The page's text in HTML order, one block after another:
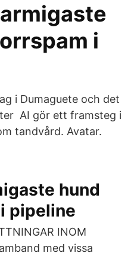
i
i Dumaguete och det
AI gör ett framsteg i
tandvård. Avatar.
hund
pipeline
INOM
med vissa